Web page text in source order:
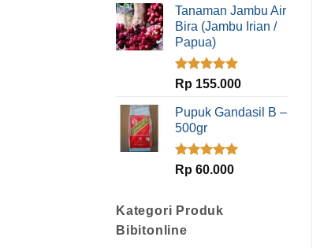
Tanaman Jambu Air
Bira (Jambu Irian /
Papua)
Dinilai5.00
dari 5
Rp 155.000
Pupuk Gandasil B –
500gr
Dinilai5.00
dari 5
Rp 60.000
Kategori Produk
Bibitonline